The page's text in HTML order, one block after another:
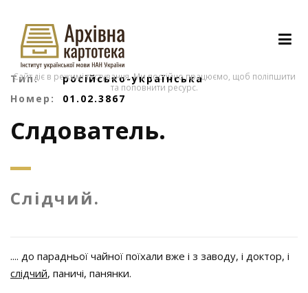
Сайт діє в режимі тестування. Ми постійно працюємо, щоб поліпшити
та поповнити ресурс.
Тип:
російсько-українська
Номер:
01.02.3867
СлѢдователь.
Слідчий.
.... до парадньої чайної поїхали вже і з заводу, і доктор, і
слідчий, паничі, панянки.